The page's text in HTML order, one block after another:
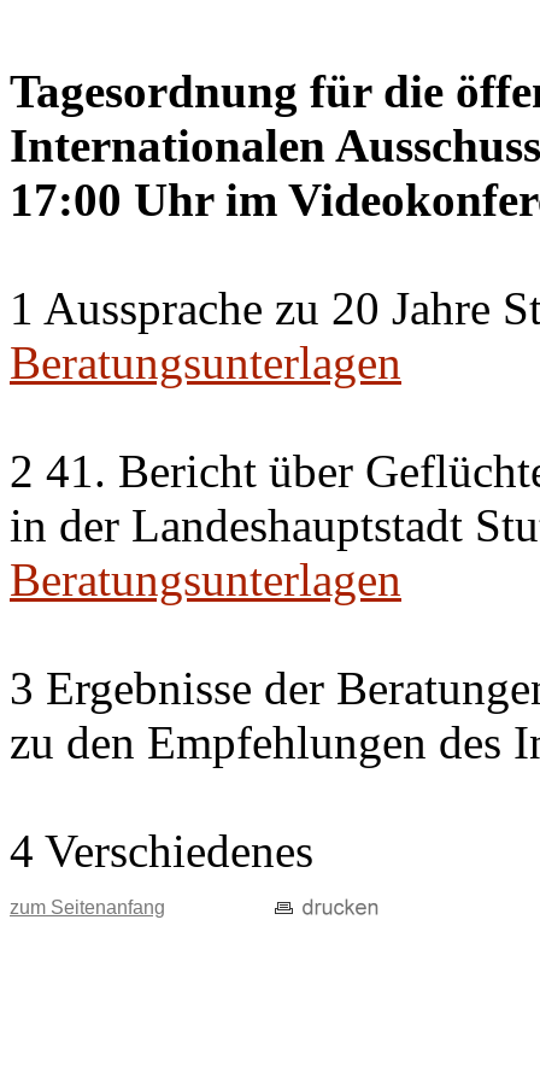
Tagesordnung für die
Internationalen
17:00 Uhr im
1 Aussprache zu 20 Jahre
Beratungsunterlagen
2 41. Bericht über
in der Landeshauptstadt
Beratungsunterlagen
3 Ergebnisse der
zu den Empfehlungen des
4 Verschiedenes
zum Seitenanfang